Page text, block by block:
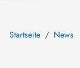
Startseite News